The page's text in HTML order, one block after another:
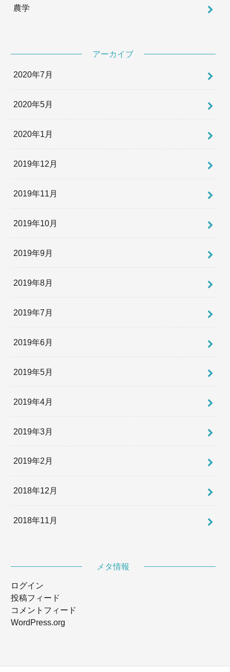
農学
アーカイブ
2020年7月
2020年5月
2020年1月
2019年12月
2019年11月
2019年10月
2019年9月
2019年8月
2019年7月
2019年6月
2019年5月
2019年4月
2019年3月
2019年2月
2018年12月
2018年11月
メタ情報
ログイン
投稿フィード
コメントフィード
WordPress.org